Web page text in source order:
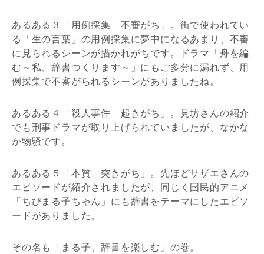
あるある３「用例採集 不審がち」。街で使われてい
る「生の言葉」の用例採集に夢中になるあまり、不審
に見られるシーンが描かれがちです。ドラマ「舟を編
む～私、辞書つくります～」にもご多分に漏れず、用
例採集で不審がられるシーンがありましたね。
あるある４「殺人事件 起きがち」。見坊さんの紹介
でも刑事ドラマが取り上げられていましたが、なかな
か物騒です。
あるある５「本質 突きがち」。先ほどサザエさんの
エピソードが紹介されましたが、同じく国民的アニメ
「ちびまる子ちゃん」にも辞書をテーマにしたエピソ
ードがありました。
その名も「まる子、辞書を楽しむ」の巻。